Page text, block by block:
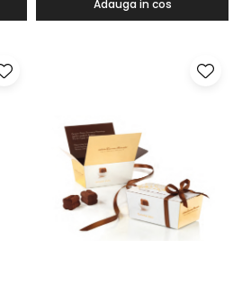
Adauga in cos